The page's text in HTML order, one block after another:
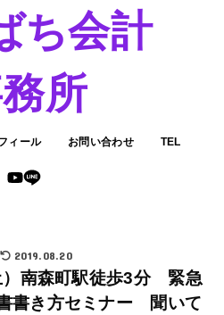
ち会計
所
ィール お問い合わせ TEL
2019.08.20
）南森町駅徒歩3分 緊急
書き方セミナー 聞いて